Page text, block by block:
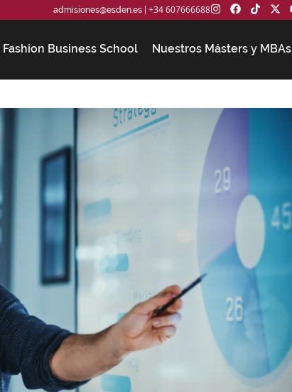
admisiones@esden.es| +34 607666688
Fashion Business School Nuestros Másters y MBAs